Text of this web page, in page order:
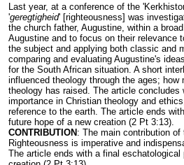
Last year, at a conference of the
'geregtigheid' [righteousness] was
the church father, Augustine, within a
Augustine and to focus on their relevance
the subject and applying both classic and
comparing and evaluating Augustine's
for the South African situation. A short
influenced theology through the ages;
theology has raised. The article
importance in Christian theology and
reference to the earth. The article ends
future hope of a new creation (2 Pt 3:13).
CONTRIBUTION: The main contribution
Righteousness is imperative and
The article ends with a final